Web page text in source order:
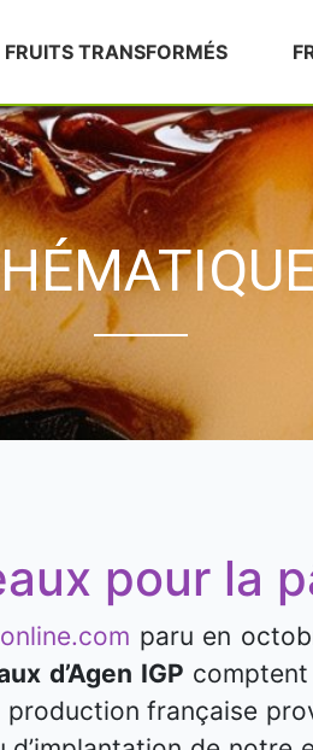
FRUITS TRANSFORMÉS
pour la
paru en
d’Agen IGP
production française